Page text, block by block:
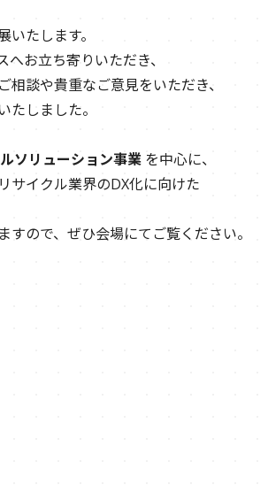
いたします。
お立ち寄りいただき、
談や貴重なご意見をいただき、
しました。
ソリューション事業 を中心に、
サイクル業界のDX化に向けた
ので、ぜひ会場にてご覧ください。